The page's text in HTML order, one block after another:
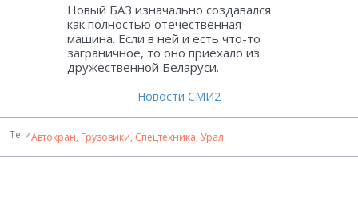
Новый БАЗ изначально создавался
как полностью отечественная
машина. Если в ней и есть что-то
заграничное, то оно приехало из
дружественной Беларуси.
Новости СМИ2
ТегиАвтокран, Грузовики, Спецтехника, Урал.